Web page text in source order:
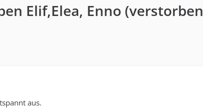
Elif,Elea, Enno
aus.